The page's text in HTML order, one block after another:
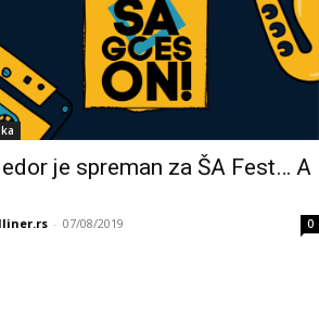
je spreman za ŠA Fest… A
- 07/08/2019 0